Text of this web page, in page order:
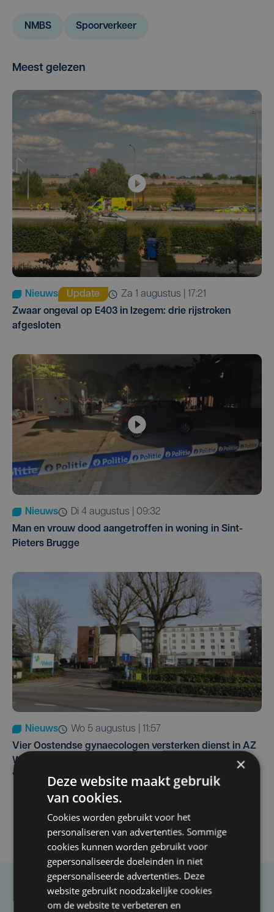
NMBS Spoorverkeer
Meest gelezen
Nieuws Update
za 1 augustus | 17:21
Zwaar ongeval op E403 in Izegem: drie rijstroken
afgesloten
Nieuws
di 4 augustus | 09:32
Man en vrouw dood aangetroffen in woning in Sint-
Pieters Brugge
Nieuws
wo 5 augustus | 11:57
Vier Oostendse gynaecologen versterken dienst in AZ
West, dat ook een nieuwe voltijdse gynaecoloog
verwelkomt
Taalfout opgemerkt?
×
Deze website maakt gebruik
van cookies.
Cookies worden gebruikt voor het
personaliseren van advertenties. Sommige
cookies kunnen worden gebruikt voor
gepersonaliseerde doeleinden in niet
gepersonaliseerde advertenties. Deze
website gebruikt noodzakelijke cookies
om de website te verbeteren en